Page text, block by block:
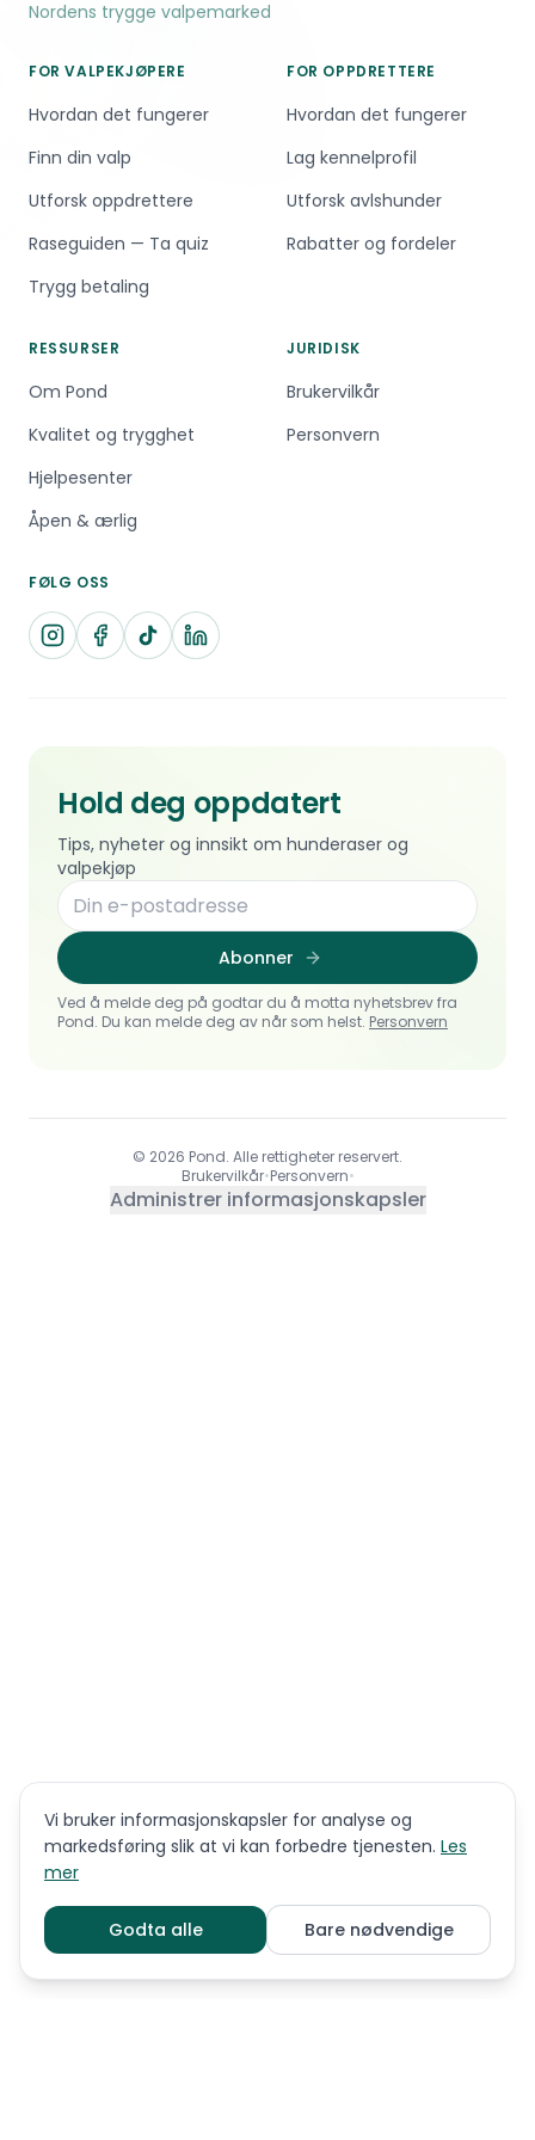
eventuelt lydighetsgruppe for å få en god
Nordens trygge valpemarked
FOR VALPEKJØPERE
Hvordan det fungerer
Finn din valp
Utforsk oppdrettere
Raseguiden — Ta quiz
Trygg betaling
FOR OPPDRETTERE
Hvordan det fungerer
Lag kennelprofil
Utforsk avlshunder
Rabatter og fordeler
RESSURSER
Om Pond
Kvalitet og trygghet
Hjelpesenter
Åpen & ærlig
JURIDISK
Brukervilkår
Personvern
FØLG OSS
Hold deg oppdatert
Tips, nyheter og innsikt om hunderaser og
valpekjøp
Abonner
Ved å melde deg på godtar du å motta nyhetsbrev fra
Pond. Du kan melde deg av når som helst. Personvern
© 2026 Pond. Alle rettigheter reservert.
Brukervilkår•Personvern•
Administrer informasjonskapsler
Vi bruker informasjonskapsler for analyse og
markedsføring slik at vi kan forbedre tjenesten. Les
mer
Godta alle Bare nødvendige